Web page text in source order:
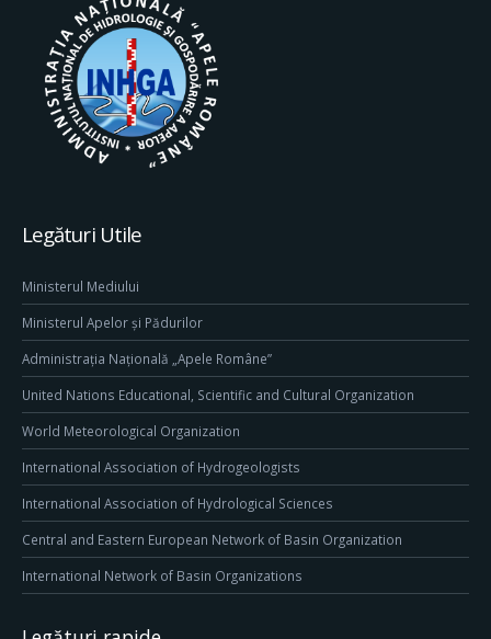
Legături Utile
Ministerul Mediului
Ministerul Apelor și Pădurilor
Administrația Națională „Apele Române”
United Nations Educational, Scientific and Cultural Organization
World Meteorological Organization
International Association of Hydrogeologists
International Association of Hydrological Sciences
Central and Eastern European Network of Basin Organization
International Network of Basin Organizations